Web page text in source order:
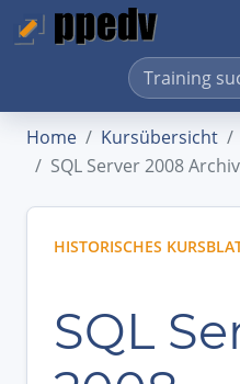
Home Kursübersicht
SQL Server 2008 Archiv
HISTORISCHES
SQL